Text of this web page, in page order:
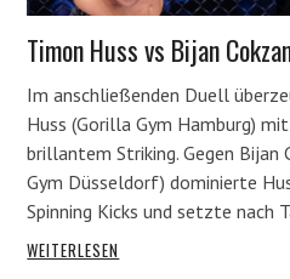
Timon Huss vs Bijan
Im anschließenden Duell
Huss (Gorilla Gym Hamburg)
brillantem Striking. Gegen Bijan
Gym Düsseldorf) dominierte
Spinning Kicks und setzte nach
WEITERLESEN